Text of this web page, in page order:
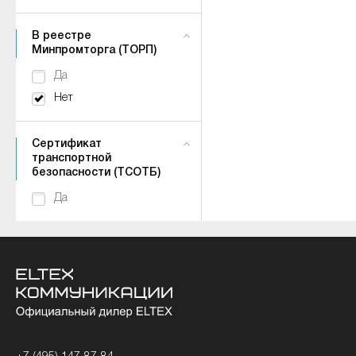
В реестре
Минпромторга (ТОРП)
Да
Нет
Сертификат
транспортной
безопасности (ТСОТБ)
Да